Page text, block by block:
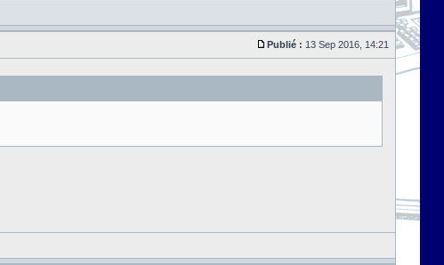
Publié : 13 Sep 2016, 14:21